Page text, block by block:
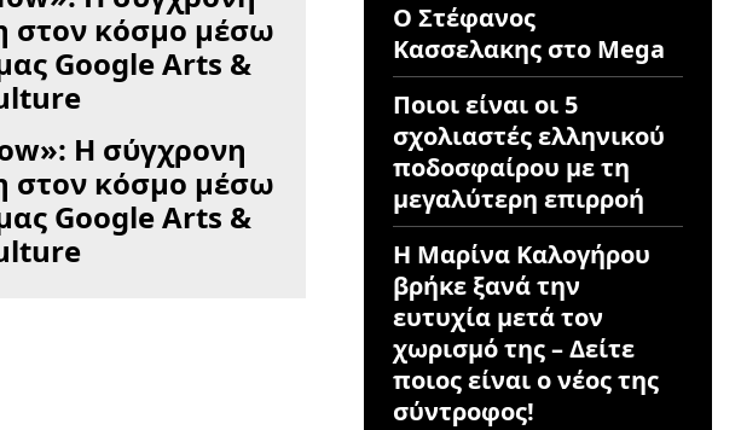
Η σύγχρονη
στον κόσμο μέσω
Google Arts &
Ο Στέφανος
Κασσελακης στο Mega
Ποιοι είναι οι 5
σχολιαστές ελληνικού
ποδοσφαίρου με τη
μεγαλύτερη επιρροή
Η Μαρίνα Καλογήρου
βρήκε ξανά την
ευτυχία μετά τον
χωρισμό της – Δείτε
ποιος είναι ο νέος της
σύντροφος!